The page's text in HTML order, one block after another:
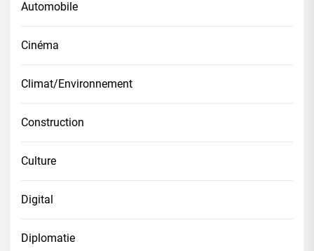
Automobile
Cinéma
Climat/Environnement
Construction
Culture
Digital
Diplomatie